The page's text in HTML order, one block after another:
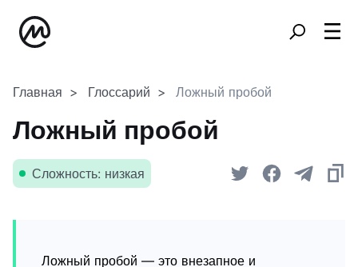
Главная Глоссарий Ложный пробой
Ложный пробой
Сложность: низкая
Ложный пробой — это внезапное и